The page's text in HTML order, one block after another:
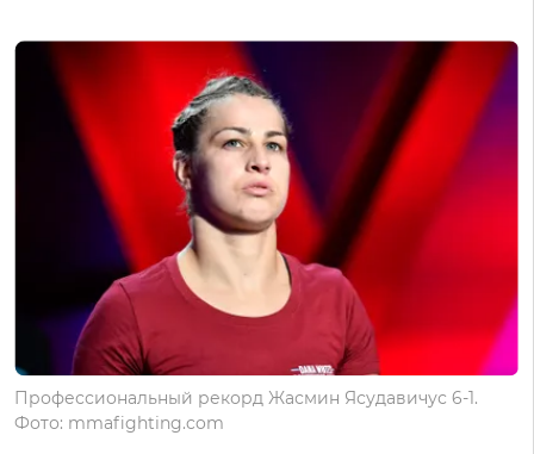
Профессиональный рекорд Жасмин Ясудавичус 6-1.
Фото: mmafighting.com